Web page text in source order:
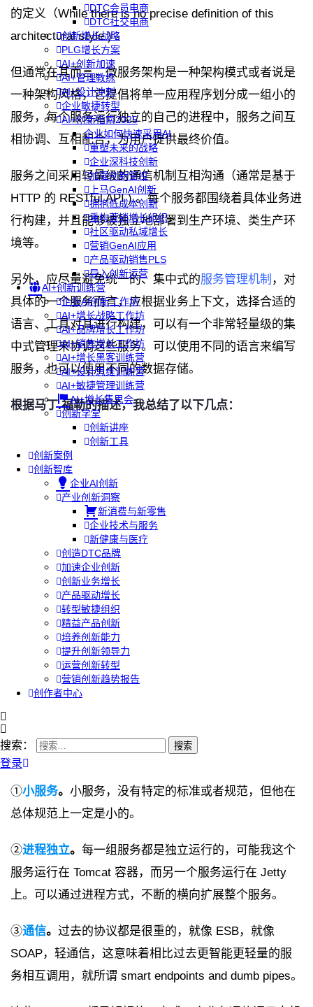
DTC会员电商
DTC社交电商
创新增长战略
PLG增长方案
AI+创新加速
AI+管理教练
AI+设计冲刺
企业敏捷转型
AI+创新指南2025
企业如何快速采用AI
重塑未来的战略
企业深科技创新
加强创新管控
上马GenAI创新
拥抱低成本创新
重构营销增长组织
社区驱动私域增长
营销GenAI应用
产品驱动销售PLS
导入创新运营
AI+创新训练营
企业AI创新工作坊
AI+增长战略工作坊
AI+品牌增长工作坊
AI+销售增长工作坊
AI+增长黑客训练营
AI+设计思维训练营
AI+敏捷管理训练营
AI+增长集思会
创新学堂
创新讲座
创新工具
创新案例
创新智库
企业AI创新
产业创新洞察
新消费与新零售
企业技术与服务
新健康与医疗
创造DTC品牌
加速企业创新
创新业务增长
产品驱动增长
转型敏捷组织
精益产品创新
培养创新能力
提升创新领导力
运营创新转型
营销创新趋势报告
创作者中心
搜索：
登录
的定义（While there is no precise definition of this
architectural style ) 。
但通常在其而言，微服务架构是一种架构模式或者说是
一种架构风格，它提倡将单一应用程序划分成一组小的
服务，每个服务运行独立的自己的进程中，服务之间互
相协调、互相配合，为用户提供最终价值。
服务之间采用轻量级的通信机制互相沟通（通常是基于
HTTP 的 RESTful API ) 。每个服务都围绕着具体业务进
行构建，并且能够被独立地部署到生产环境、类生产环
境等。
另外，应尽量避免统一的、集中式的服务管理机制 ，对
具体的一个服务而言，应根据业务上下文，选择合适的
语言、工具对其进行构建，可以有一个非常轻量级的集
中式管理来协调这些服务。可以使用不同的语言来编写
服务，也可以使用不同的数据存储。
根据马丁.福勒的描述，我总结了以下几点：
①小服务。 小服务，没有特定的标准或者规范，但他在
总体规范上一定是小的。
②进程独立。 每一组服务都是独立运行的，可能我这个
服务运行在 Tomcat 容器，而另一个服务运行在 Jetty
上。可以通过进程方式，不断的横向扩展整个服务。
③通信。 过去的协议都是很重的，就像 ESB，就像
SOAP，轻通信，这意味着相比过去更智能更轻量的服
务相互调用，就所谓 smart endpoints and dumb pipes。